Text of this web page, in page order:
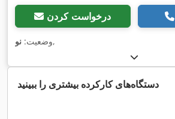
درخواست کردن
وضعیت: نو ,
دستگاه‌های کارکرده بیشتری را ببینید